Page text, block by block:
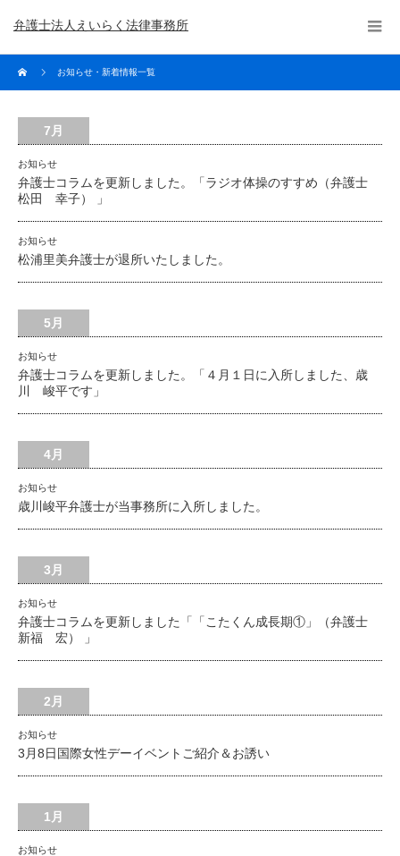
弁護士法人えいらく法律事務所
お知らせ・新着情報一覧
7月
お知らせ
弁護士コラムを更新しました。「ラジオ体操のすすめ（弁護士
松田 幸子） 」
お知らせ
松浦里美弁護士が退所いたしました。
5月
お知らせ
弁護士コラムを更新しました。「４月１日に入所しました、歳
川 峻平です」
4月
お知らせ
歳川峻平弁護士が当事務所に入所しました。
3月
お知らせ
弁護士コラムを更新しました「「こたくん成長期①」（弁護士
新福 宏） 」
2月
お知らせ
3月8日国際女性デーイベントご紹介＆お誘い
1月
お知らせ